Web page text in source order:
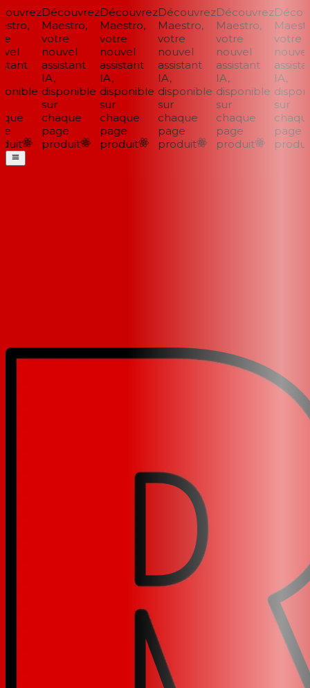
Découvrez
Maestro,
votre
nouvel
assistant
IA,
disponible
sur
chaque
page
produit
Découvrez
Maestro,
votre
nouvel
assistant
IA,
disponible
sur
chaque
page
produit
Découvrez
Maestro,
votre
nouvel
assistant
IA,
disponible
sur
chaque
page
produit
Découvrez
Maestro,
votre
nouvel
assistant
IA,
disponible
sur
chaque
page
produit
votre
nouvel
IA,
sur
chaque
page
produit